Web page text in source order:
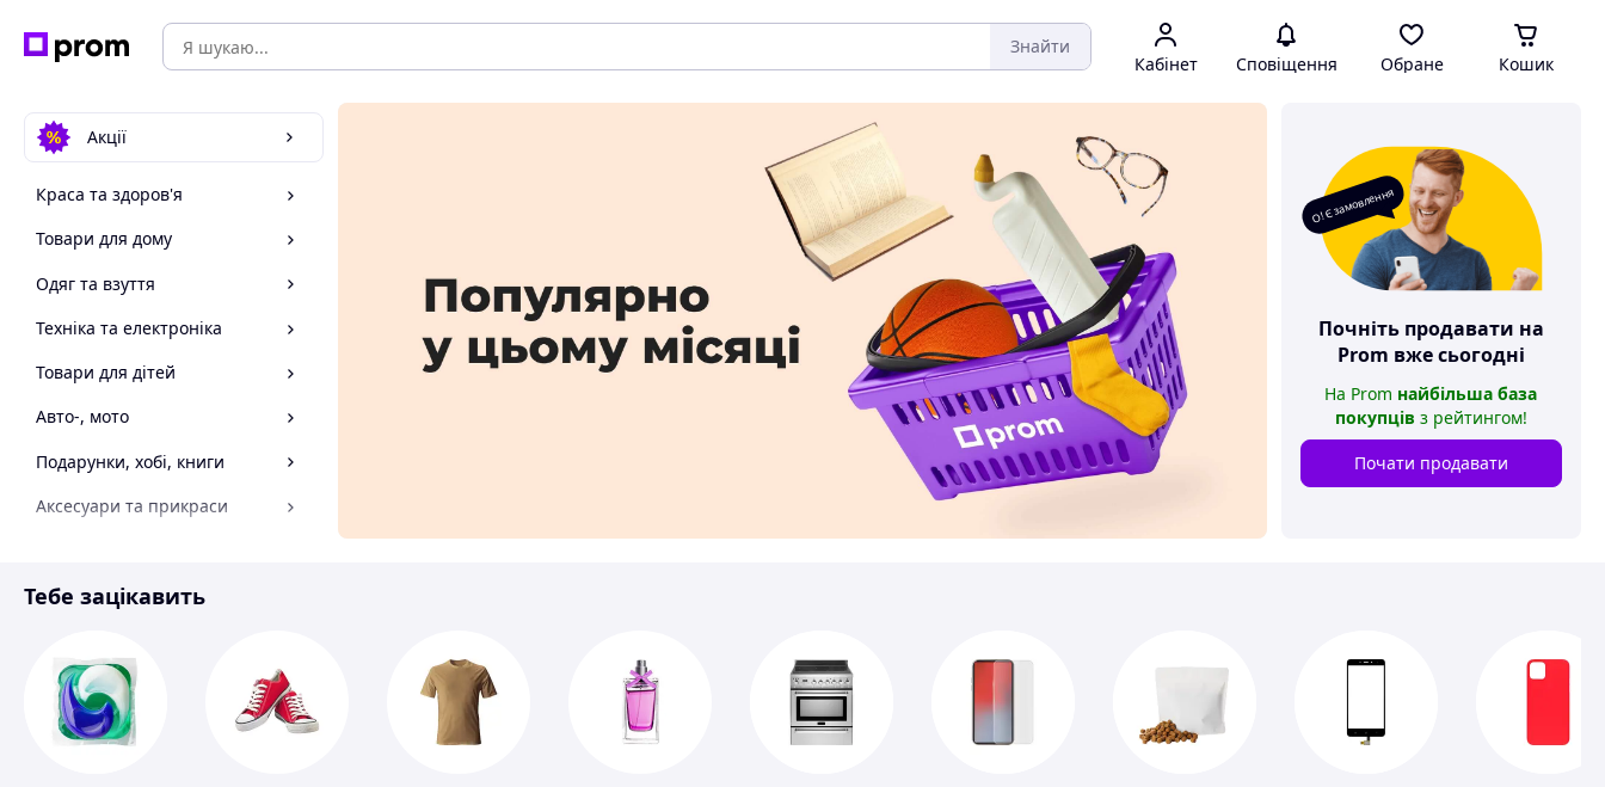
Знайти
Кабінет Сповіщення Обране Кошик
Акції
Краса та здоров'я
Товари для дому
Одяг та взуття
Техніка та електроніка
Товари для дітей
Авто-, мото
Подарунки, хобі, книги
Аксесуари та прикраси
Спорт і відпочинок
О! Є замовлення
Почніть продавати на
Prom вже сьогодні
На Prom найбільша база
покупців з рейтингом!
Почати продавати
Тебе зацікавить